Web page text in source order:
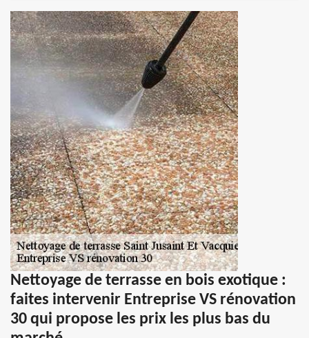
Nettoyage de terrasse en bois exotique :
faites intervenir Entreprise VS rénovation
30 qui propose les prix les plus bas du